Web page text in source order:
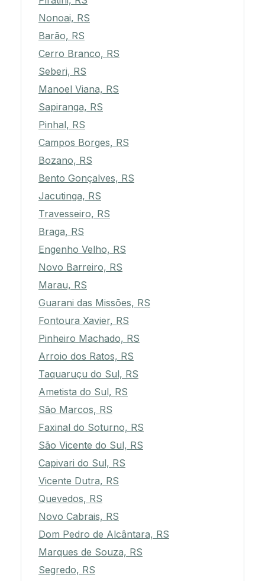
Nonoai, RS
Barão, RS
Cerro Branco, RS
Seberi, RS
Manoel Viana, RS
Sapiranga, RS
Pinhal, RS
Campos Borges, RS
Bozano, RS
Bento Gonçalves, RS
Jacutinga, RS
Travesseiro, RS
Braga, RS
Engenho Velho, RS
Novo Barreiro, RS
Marau, RS
Guarani das Missões, RS
Fontoura Xavier, RS
Pinheiro Machado, RS
Arroio dos Ratos, RS
Taquaruçu do Sul, RS
Ametista do Sul, RS
São Marcos, RS
Faxinal do Soturno, RS
São Vicente do Sul, RS
Capivari do Sul, RS
Vicente Dutra, RS
Quevedos, RS
Novo Cabrais, RS
Dom Pedro de Alcântara, RS
Marques de Souza, RS
Segredo, RS